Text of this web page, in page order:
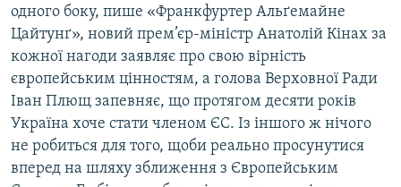
одного боку, пише «Франкфуртер Альґемайне
Цайтунґ», новий прем’єр-міністр Анатолій Кінах за
кожної нагоди заявляє про свою вірність
європейським цінностям, а голова Верховної Ради
Іван Плющ запевняє, що протягом десяти років
Україна хоче стати членом ЄС. Із іншого ж нічого
не робиться для того, щоби реально просунутися
вперед на шляху зближення з Європейським